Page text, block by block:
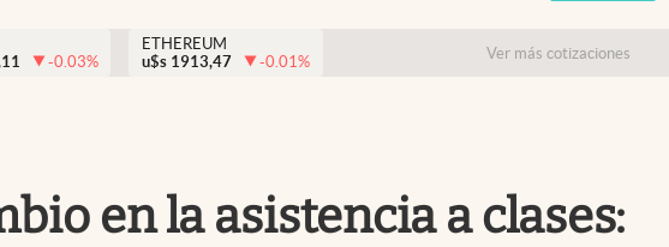
USA
-0.03%
ETHEREUM
u$s 1913,47 -0.01% Ver más cotizaciones
en la asistencia a clases: